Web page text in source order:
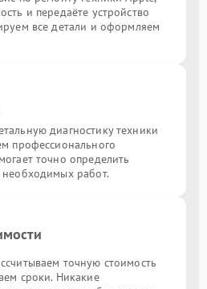
и передаёте устройство
все детали и оформляем
диагностику техники
профессионального
точно определить
работ.
точную стоимость
сроки. Никакие